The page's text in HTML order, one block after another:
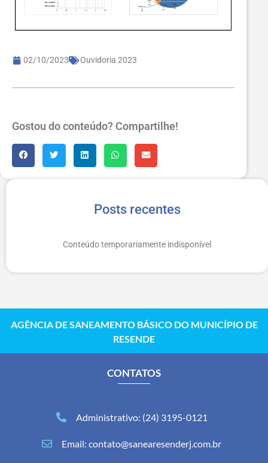
02/10/2023 Ouvidoria 2023
Gostou do conteúdo? Compartilhe!
Posts recentes
Conteúdo temporariamente indisponível
AGÊNCIA DE SANEAMENTO BÁSICO DO MUNICÍPIO DE
RESENDE
CONTATOS
Administrativo: (24) 3195-0121
Email: contato@sanearesenderj.com.br